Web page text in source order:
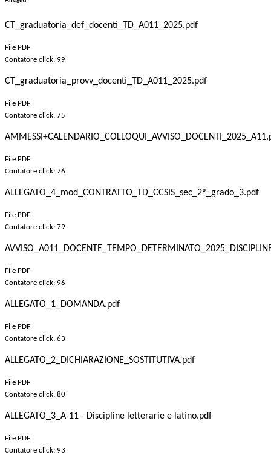
CT_graduatoria_def_docenti_TD_A011_2025.pdf
File PDF
Contatore click: 99
CT_graduatoria_provv_docenti_TD_A011_2025.pdf
File PDF
Contatore click: 75
File PDF
Contatore click: 76
ALLEGATO_4_mod_CONTRATTO_TD_CCSIS_sec_2º_grado_3.pdf
File PDF
Contatore click: 79
File PDF
Contatore click: 96
ALLEGATO_1_DOMANDA.pdf
File PDF
Contatore click: 63
ALLEGATO_2_DICHIARAZIONE_SOSTITUTIVA.pdf
File PDF
Contatore click: 80
ALLEGATO_3_A-11 - Discipline letterarie e latino.pdf
File PDF
Contatore click: 93